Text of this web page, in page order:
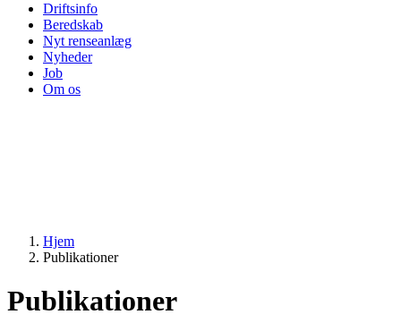
Driftsinfo
Beredskab
Nyt renseanlæg
Nyheder
Job
Om os
Hjem
Publikationer
Publikationer